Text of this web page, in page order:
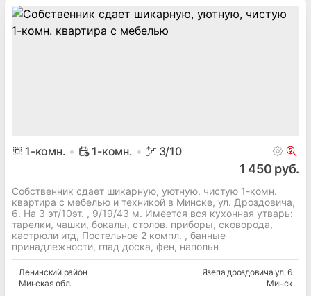
1-комн. 1-комн. 3/10
1 450 руб.
Собственник сдает шикарную, уютную, чистую 1-комн.
квартира с мебелью и техникой в Минске, ул. Дроздовича,
6. На 3 эт/10эт. , 9/19/43 м. Имеется вся кухонная утварь:
тарелки, чашки, бокалы, столов. приборы, сковорода,
кастрюли итд, Постельное 2 компл. , банные
принадлежности, глад доска, фен, напольн
Ленинскийрайон
Минская обл.
Язепа дроздовича ул, 6
Минск